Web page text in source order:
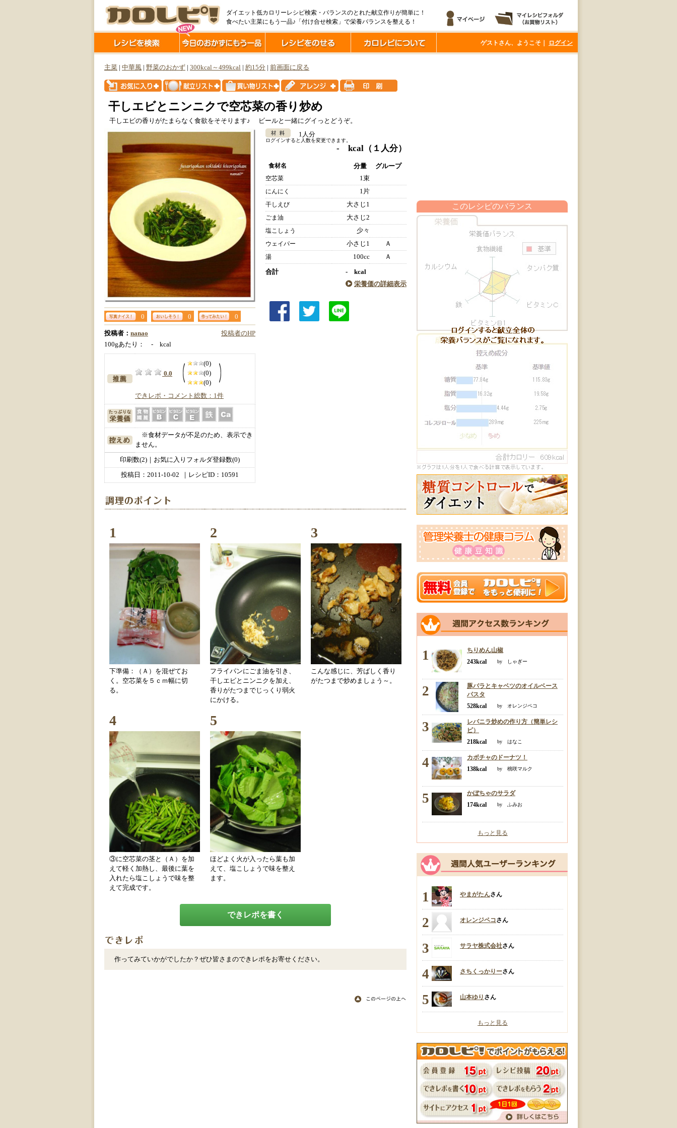
ダイエット低カロリーレシピ検索・バランスのとれた献立作りが簡単に！
食べたい主菜にもう一品♪「付け合せ検索」で栄養バランスを整える！
ゲストさん、ようこそ｜ ログイン
主菜 中華風 野菜のおかず 300kcal～499kcal 約15分 前画面に戻る
干しエビとニンニクで空芯菜の香り炒め
干しエビの香りがたまらなく食欲をそそります♪ ビールと一緒にグイっとどうぞ。
0 0 0
投稿者のHP
投稿者： nanao
100gあたり： - kcal
0.0
(0)
(0)
(0)
できレポ・コメント総数：1件
※食材データが不足のため、表示でき
ません。
印刷数(2)｜お気に入りフォルダ登録数(0)
投稿日： 2011-10-02 ｜レシピID：10591
1人分
ログインすると人数を変更できます。
- kcal （１人分）
食材名 分量 グループ
空芯菜 1束
にんにく 1片
干しえび 大さじ1
ごま油 大さじ2
塩こしょう 少々
ウェイパー 小さじ1 Ａ
湯 100cc Ａ
合計
- kcal
栄養価の詳細表示
1
下準備：（Ａ）を混ぜてお
く。空芯菜を５ｃｍ幅に切
る。
2
フライパンにごま油を引き、
干しエビとニンニクを加え、
香りがたつまでじっくり弱火
にかける。
3
こんな感じに、芳ばしく香り
がたつまで炒めましょう～。
4
③に空芯菜の茎と（Ａ）を加
えて軽く加熱し、最後に葉を
入れたら塩こしょうで味を整
えて完成です。
5
ほどよく火が入ったら葉も加
えて、塩こしょうで味を整え
ます。
できレポを書く
作ってみていかがでしたか？ぜひ皆さまのできレポをお寄せください。
このレシピのバランス
1
ちりめん山椒
243kcal
by しゃぎー
2
豚バラとキャベツのオイルベース
パスタ
528kcal
by オレンジペコ
3
レバニラ炒めの作り方（簡単レシ
ピ）
218kcal
by はなこ
4
カボチャのドーナツ！
138kcal
by 桃咲マルク
5
かぼちゃのサラダ
174kcal
by ふみお
もっと見る
1 やまがたんさん
2 オレンジペコさん
3 サラヤ株式会社さん
4 さちくっかりーさん
5 山本ゆり さん
もっと見る